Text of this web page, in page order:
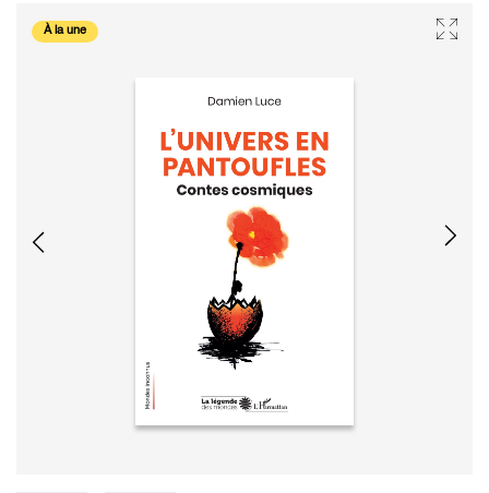
À la une